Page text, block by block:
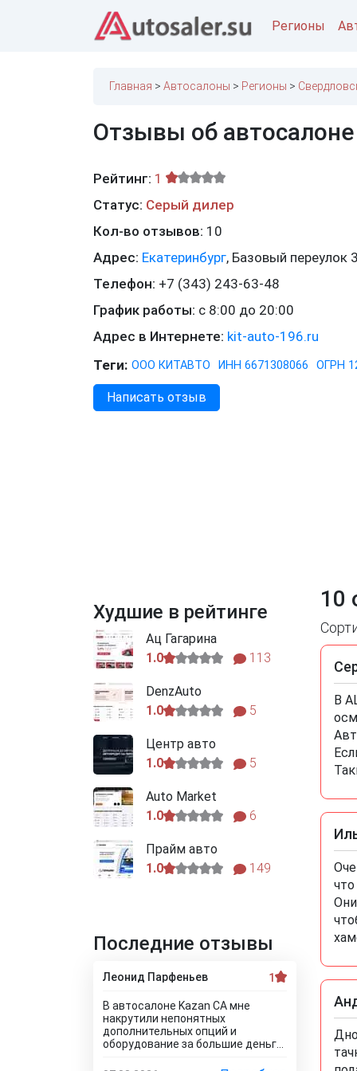
Регионы
Главная Автосалоны Регионы
Отзывы об
Рейтинг: 1
Статус: Серый дилер
Кол-во отзывов: 10
Адрес: Екатеринбург, Базовый переулок
Телефон: +7 (343) 243-63-48
График работы: с 8:00 до 20:00
Адрес в Интернете: kit-auto-196.ru
Теги: ООО КИТАВТО ИНН 6671308066 ОГРН
Написать отзыв
10
В
Худшие в рейтинге
Ац Гагарина
1.0
113
DenzAuto
1.0
5
Центр авто
1.0
5
Auto Market
1.0
6
Прайм авто
1.0
149
Последние отзывы
Леонид Парфеньев 1
В автосалоне Kazan CA мне
накрутили непонятных
дополнительных опций и
оборудование за большие деньги!